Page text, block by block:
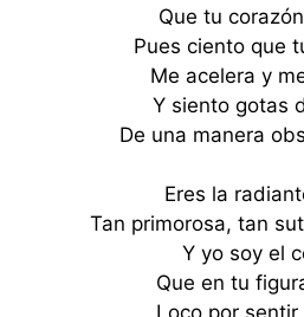
Que tu
Pues ciento que
Me acelera y
Y siento gotas
De una manera
Eres la
Tan primorosa, tan
Y yo soy el
Que en tu
Loco por sentir